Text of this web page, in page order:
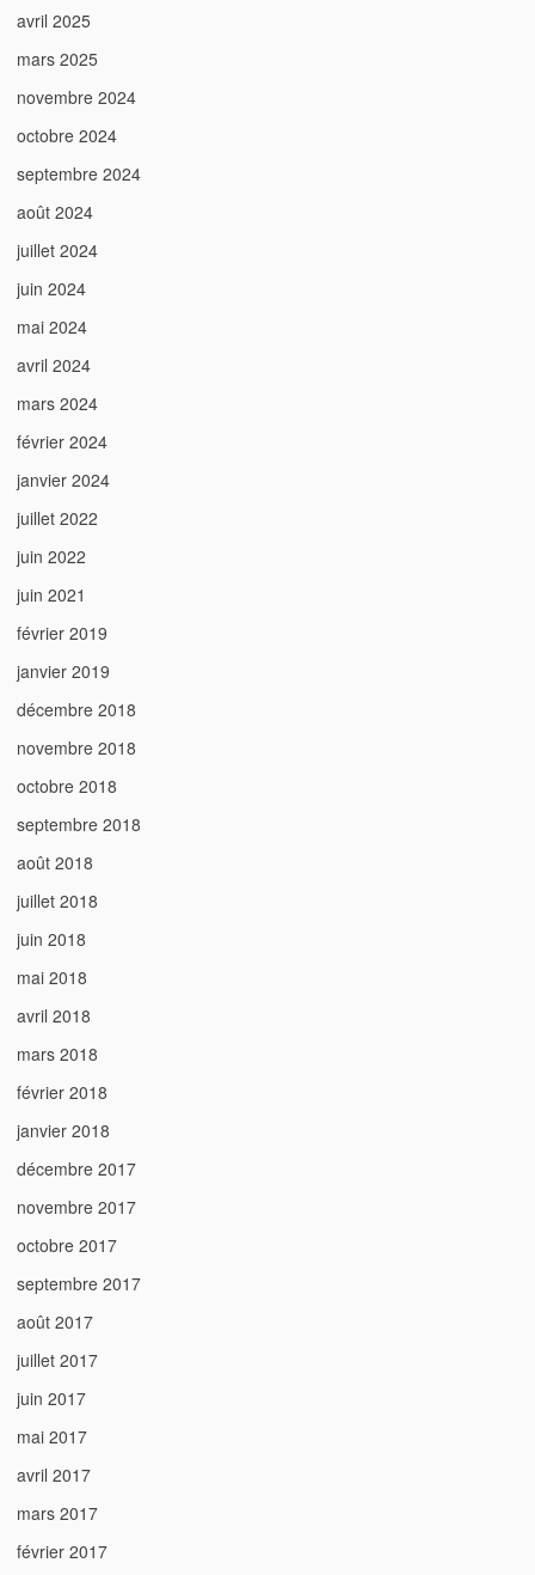
avril 2025
mars 2025
novembre 2024
octobre 2024
septembre 2024
août 2024
juillet 2024
juin 2024
mai 2024
avril 2024
mars 2024
février 2024
janvier 2024
juillet 2022
juin 2022
juin 2021
février 2019
janvier 2019
décembre 2018
novembre 2018
octobre 2018
septembre 2018
août 2018
juillet 2018
juin 2018
mai 2018
avril 2018
mars 2018
février 2018
janvier 2018
décembre 2017
novembre 2017
octobre 2017
septembre 2017
août 2017
juillet 2017
juin 2017
mai 2017
avril 2017
mars 2017
février 2017